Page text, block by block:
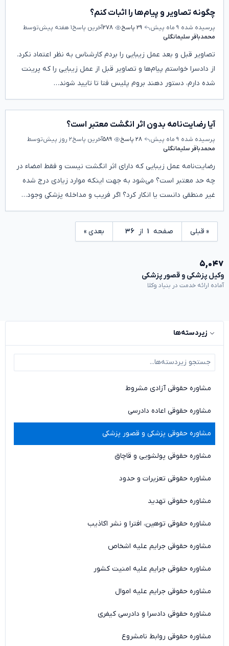
چگونه تصاویر و پیام‌ها را اثبات کنم؟
پرسیده شده ۹ ماه پیش ۲۹ پاسخ ۲۷۸آخرین پاسخ۱ هفته پیش
توسط
محمدباقر سلیمانگلی
تصاویر قبل و بعد عمل زیبایی را بردم کارشناس به نظر اعتماد نکرد.
از دادسرا خواستم پیام‌ها و تصاویر قبل از عمل زیبایی را که پرینت
شده دارم، دستور دهند بروم پلیس فتا تا تایید شوند…
آیا رضایت‌نامه بدون اثر انگشت معتبر است؟
پرسیده شده ۹ ماه پیش ۲۸ پاسخ ۵۸۹آخرین پاسخ۲ روز پیش
توسط
محمدباقر سلیمانگلی
رضایت‌نامه عمل زیبایی که دارای اثر انگشت نیست و فقط امضاء در
چه حد معتبر است؟ می‌شود به جهت اینکه موارد زیادی درج شده
غیر منطقی دانست یا انکار کرد؟ اگر فریب و مداخله پزشکی وجود…
« قبلی صفحه ۱ از ۳۶ بعدی »
۵,۰۴۷
وکیل پزشکی و قصور پزشکی
آماده ارائه خدمت در بنیاد وکلا
زیردسته‌ها
مشاوره حقوقی آزادی مشروط
مشاوره حقوقی اعاده دادرسی
مشاوره حقوقی پزشکی و قصور پزشکی
مشاوره حقوقی پولشویی و قاچاق
مشاوره حقوقی تعزیرات و حدود
مشاوره حقوقی تهدید
مشاوره حقوقی توهین، افترا و نشر اکاذیب
مشاوره حقوقی جرایم علیه اشخاص
مشاوره حقوقی جرایم علیه امنیت کشور
مشاوره حقوقی جرایم علیه اموال
مشاوره حقوقی دادسرا و دادرسی کیفری
مشاوره حقوقی روابط نامشروع